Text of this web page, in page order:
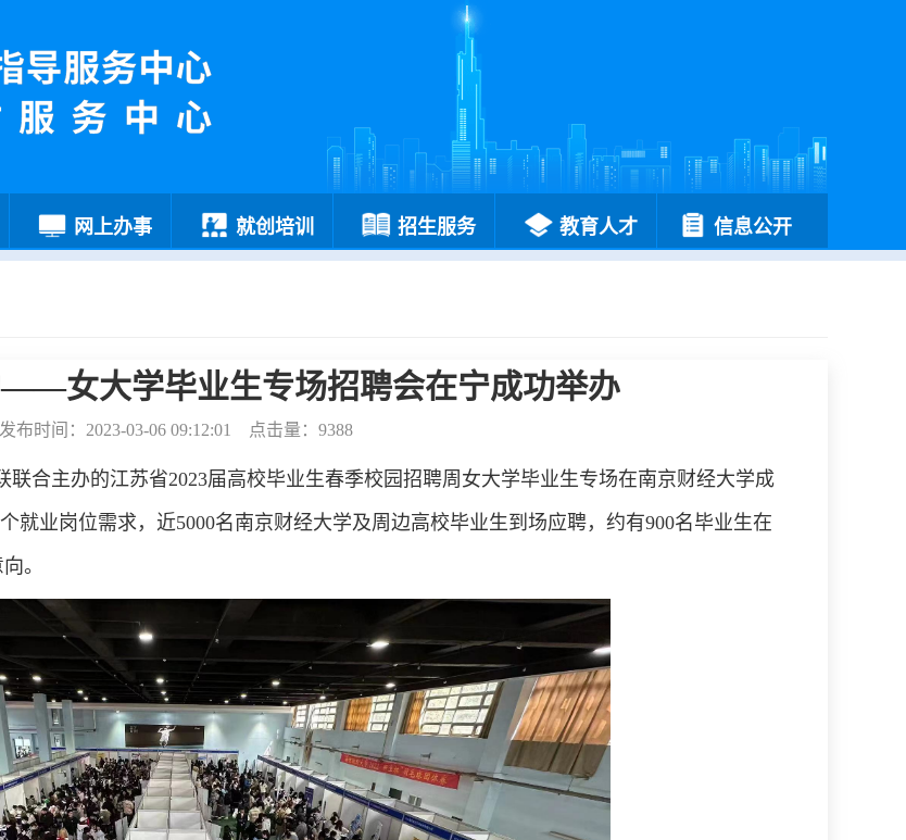
网上办事 就创培训 招生服务 教育人才 信息公开
女大学毕业生专场招聘会在宁成功举办
发布时间：2023-03-06 09:12:01 点击量：9388
联合主办的江苏省2023届高校毕业生春季校园招聘周女大学毕业生专场在南京财经大学成
就业岗位需求，近5000名南京财经大学及周边高校毕业生到场应聘，约有900名毕业生在
。